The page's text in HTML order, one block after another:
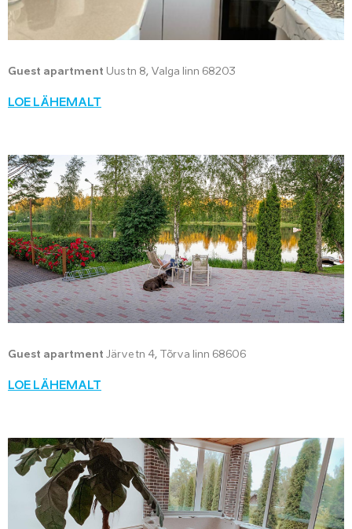
Guest apartment Uus tn 8, Valga linn 68203
LOE LÄHEMALT
Guest apartment Järve tn 4, Tõrva linn 68606
LOE LÄHEMALT